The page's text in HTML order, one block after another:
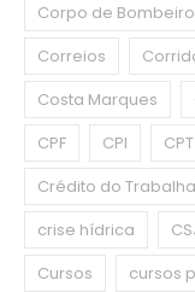
Corpo de
Correios
Costa Marques
CPF
CPI CPT
Crédito do
crise hídrica
Cursos
cursos